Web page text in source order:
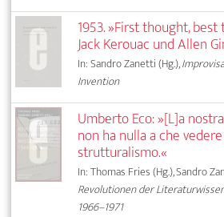
1953. »First thought,
Jack Kerouac und Allen
In: Sandro Zanetti (Hg.),
Invention
Umberto Eco: »[L]a
non ha nulla a che
strutturalismo.«
In: Thomas Fries (Hg.), Sandro
Revolutionen der
1966–1971